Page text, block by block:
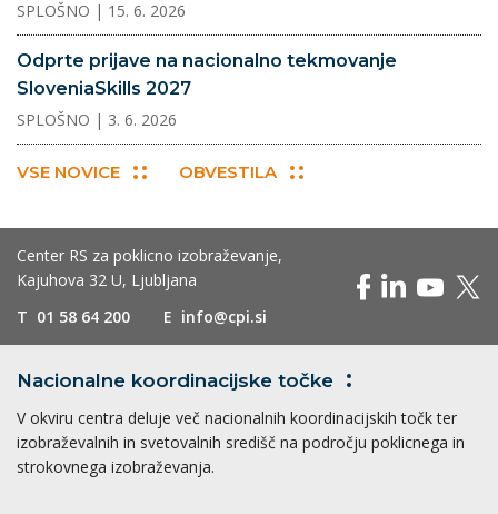
SPLOŠNO | 15. 6. 2026
Odprte prijave na nacionalno tekmovanje
SloveniaSkills 2027
SPLOŠNO | 3. 6. 2026
VSE NOVICE OBVESTILA
Center RS za poklicno izobraževanje,
Kajuhova 32 U, Ljubljana
T 01 58 64 200 E info@cpi.si
Nacionalne koordinacijske točke
V okviru centra deluje več nacionalnih koordinacijskih točk ter
izobraževalnih in svetovalnih središč na področju poklicnega in
strokovnega izobraževanja.